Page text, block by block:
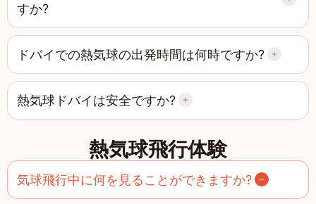
すか?
ドバイでの熱気球の出発時間は何時ですか?
熱気球ドバイは安全ですか?
熱気球飛行体験
気球飛行中に何を見ることができますか?